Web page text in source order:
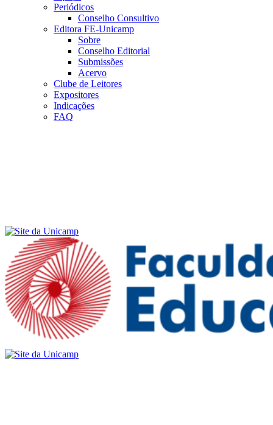
Periódicos
Conselho Consultivo
Editora FE-Unicamp
Sobre
Conselho Editorial
Submissões
Acervo
Clube de Leitores
Expositores
Indicações
FAQ